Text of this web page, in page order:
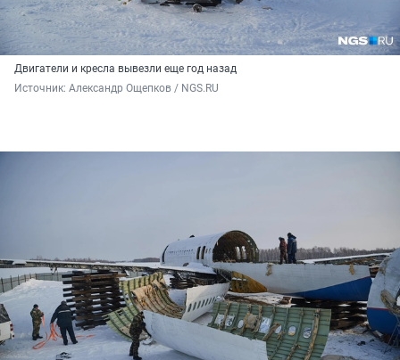
Двигатели и кресла вывезли еще год назад
Источник: Александр Ощепков / NGS.RU